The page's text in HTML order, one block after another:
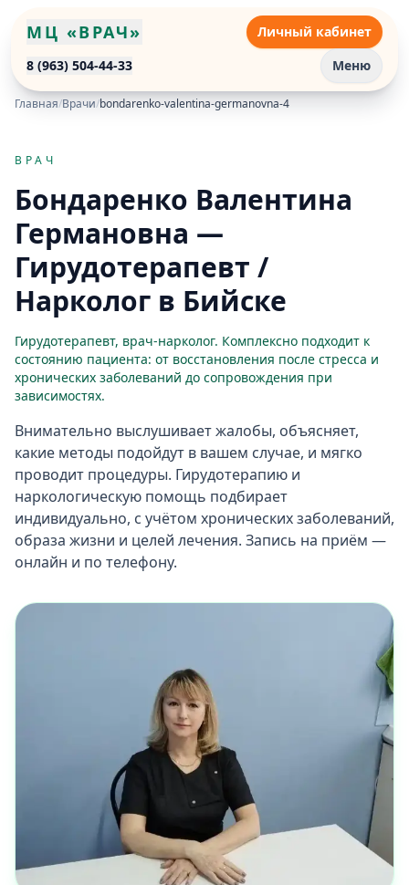
МЦ «ВРАЧ»
Личный кабинет
8 (963) 504-44-33
Меню
Главная/Врачи/bondarenko-valentina-germanovna-4
ВРАЧ
Бондаренко Валентина
Германовна —
Гирудотерапевт /
Нарколог в Бийске
Гирудотерапевт, врач-нарколог. Комплексно подходит к
состоянию пациента: от восстановления после стресса и
хронических заболеваний до сопровождения при
зависимостях.
Внимательно выслушивает жалобы, объясняет,
какие методы подойдут в вашем случае, и мягко
проводит процедуры. Гирудотерапию и
наркологическую помощь подбирает
индивидуально, с учётом хронических заболеваний,
образа жизни и целей лечения. Запись на приём —
онлайн и по телефону.